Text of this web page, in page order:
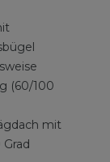
(60/100
mit